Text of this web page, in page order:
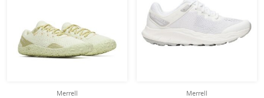
Merrell
Merrell